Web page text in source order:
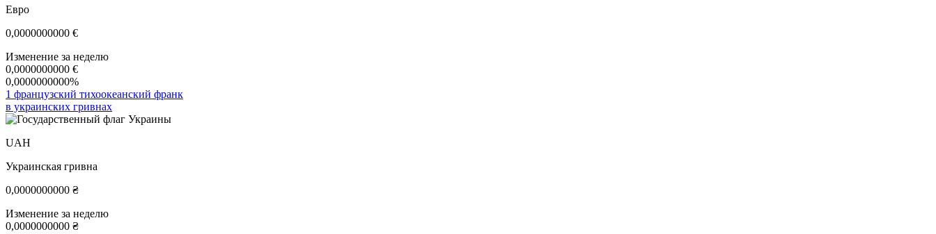
Евро
0,0000000000 €
Изменение за неделю
0,0000000000 €
0,0000000000%
1 французский тихоокеанский франк
в украинских гривнах
UAH
Украинская гривна
0,0000000000 ₴
Изменение за неделю
0,0000000000 ₴